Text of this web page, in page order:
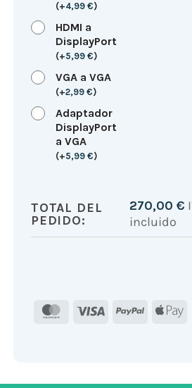
(+4,99 €)
HDMI a
DisplayPort
(+5,99 €)
VGA a VGA
(+2,99 €)
Adaptador
DisplayPort
a VGA
(+5,99 €)
TOTAL DEL
PEDIDO:
270,00 €
incluido
MasterCard
Visa PayPal